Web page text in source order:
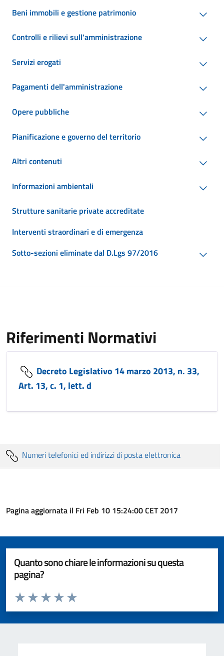
Beni immobili e gestione patrimonio
Controlli e rilievi sull'amministrazione
Servizi erogati
Pagamenti dell'amministrazione
Opere pubbliche
Pianificazione e governo del territorio
Altri contenuti
Informazioni ambientali
Strutture sanitarie private accreditate
Interventi straordinari e di emergenza
Sotto-sezioni eliminate dal D.Lgs 97/2016
Riferimenti Normativi
Decreto Legislativo 14 marzo 2013, n. 33,
Art. 13, c. 1, lett. d
Numeri telefonici ed indirizzi di posta elettronica
Pagina aggiornata il Fri Feb 10 15:24:00 CET 2017
Quanto sono chiare le informazioni su questa
pagina?
Valuta da 1 a 5 stelle la pagina
Valuta 5 stelle su 5
Valuta 4 stelle su 5
Valuta 3 stelle su 5
Valuta 2 stelle su 5
Valuta 1 stelle su 5